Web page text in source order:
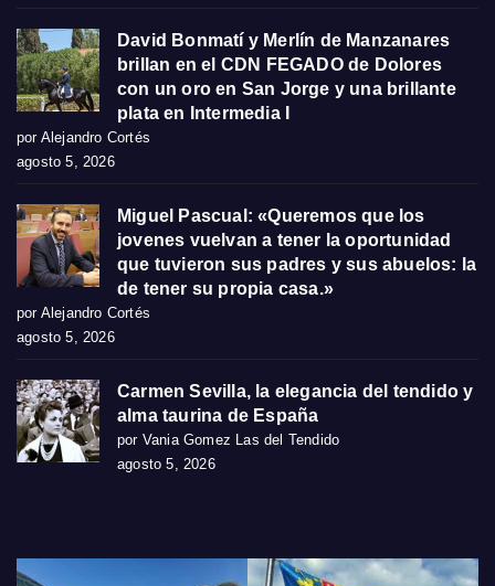
David Bonmatí y Merlín de Manzanares
brillan en el CDN FEGADO de Dolores
con un oro en San Jorge y una brillante
plata en Intermedia I
por Alejandro Cortés
agosto 5, 2026
Miguel Pascual: «Queremos que los
jovenes vuelvan a tener la oportunidad
que tuvieron sus padres y sus abuelos: la
de tener su propia casa.»
por Alejandro Cortés
agosto 5, 2026
Carmen Sevilla, la elegancia del tendido y
alma taurina de España
por Vania Gomez Las del Tendido
agosto 5, 2026